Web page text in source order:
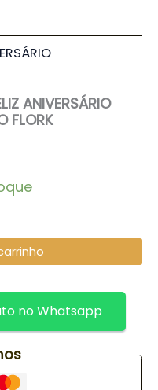
ANIVERSÁRIO
FLORK
no Whatsapp